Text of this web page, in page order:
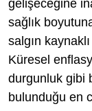
gelişeceğine
sağlık
salgın
Küresel
durgunluk gibi
bulunduğu en